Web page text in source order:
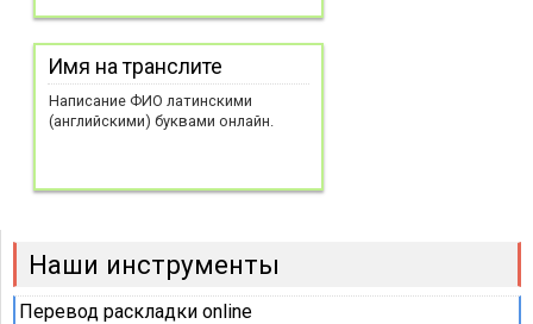
Имя на транслите
Написание ФИО латинскими
(английскими) буквами онлайн.
Наши инструменты
Перевод раскладки online